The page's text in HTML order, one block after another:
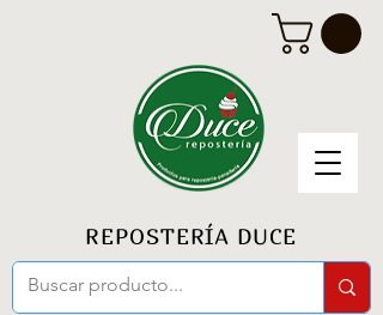
REPOSTERÍA DUCE